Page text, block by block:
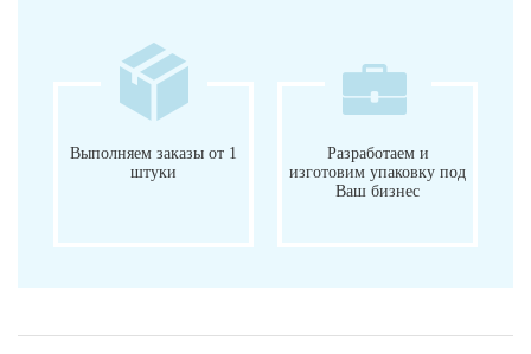
Выполняем заказы от 1
штуки
Разработаем и
изготовим упаковку под
Ваш бизнес